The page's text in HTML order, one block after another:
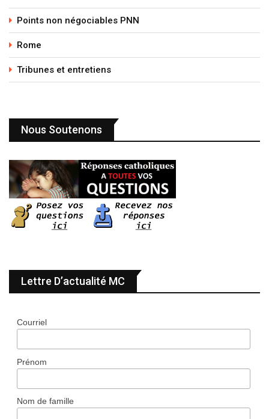
Points non négociables PNN
Rome
Tribunes et entretiens
Nous Soutenons
Lettre D’actualité MC
Courriel
Prénom
Nom de famille